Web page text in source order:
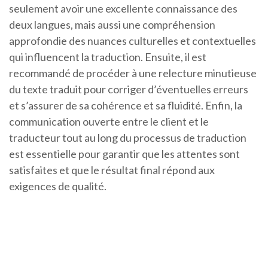
seulement avoir une excellente connaissance des
deux langues, mais aussi une compréhension
approfondie des nuances culturelles et contextuelles
qui influencent la traduction. Ensuite, il est
recommandé de procéder à une relecture minutieuse
du texte traduit pour corriger d’éventuelles erreurs
et s’assurer de sa cohérence et sa fluidité. Enfin, la
communication ouverte entre le client et le
traducteur tout au long du processus de traduction
est essentielle pour garantir que les attentes sont
satisfaites et que le résultat final répond aux
exigences de qualité.